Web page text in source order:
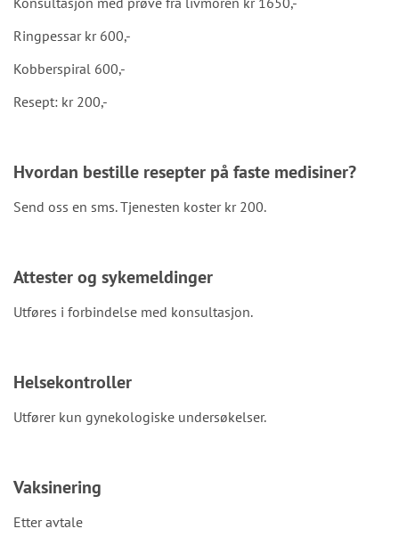
Ringpessar kr 600,-
Kobberspiral 600,-
Resept: kr 200,-
Hvordan bestille resepter på faste medisiner?
Send oss en sms. Tjenesten koster kr 200.
Attester og sykemeldinger
Utføres i forbindelse med konsultasjon.
Helsekontroller
Utfører kun gynekologiske undersøkelser.
Vaksinering
Etter avtale